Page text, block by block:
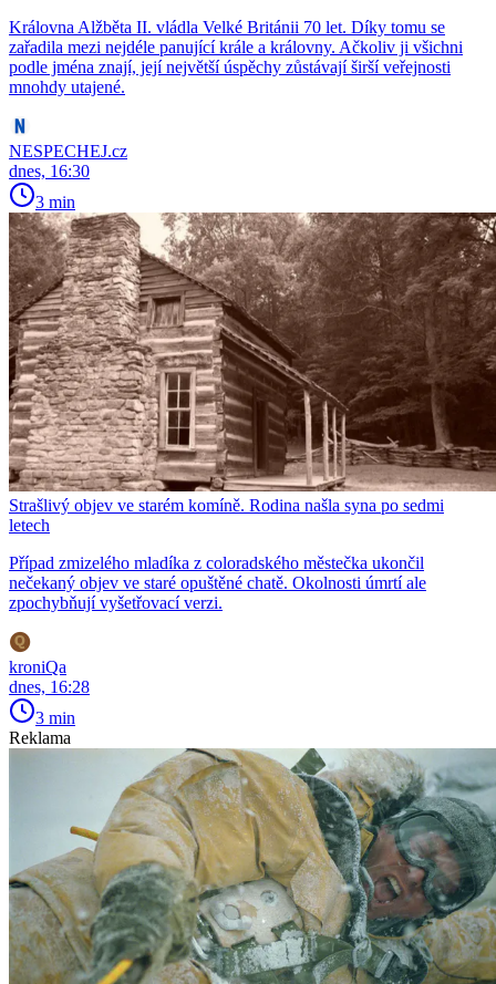
Královna Alžběta II. vládla Velké Británii 70 let. Díky tomu se
zařadila mezi nejdéle panující krále a královny. Ačkoliv ji všichni
podle jména znají, její největší úspěchy zůstávají širší veřejnosti
mnohdy utajené.
NESPECHEJ.cz
dnes, 16:30
3 min
Strašlivý objev ve starém komíně. Rodina našla syna po sedmi
letech
Případ zmizelého mladíka z coloradského městečka ukončil
nečekaný objev ve staré opuštěné chatě. Okolnosti úmrtí ale
zpochybňují vyšetřovací verzi.
kroniQa
dnes, 16:28
3 min
Reklama